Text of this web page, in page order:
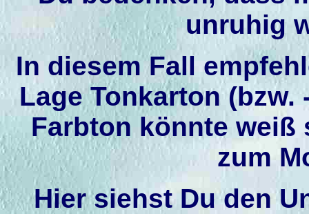
unruhig
In diesem Fall
Lage Tonkarton
Farbton könnte
zum
Hier siehst Du den